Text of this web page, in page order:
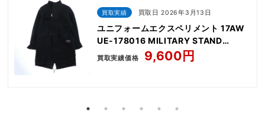
買取実績 買取日 2026年3月13日
ユニフォームエクスペリメント 17AW
UE-178016 MILITARY STAND
COLLAR M-51 モッズコート ジャケッ
買取実績価格 9,600円